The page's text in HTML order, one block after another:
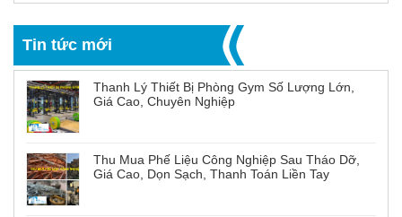
Tin tức mới
Thanh Lý Thiết Bị Phòng Gym Số Lượng Lớn,
Giá Cao, Chuyên Nghiệp
Thu Mua Phế Liệu Công Nghiệp Sau Tháo Dỡ,
Giá Cao, Dọn Sạch, Thanh Toán Liền Tay